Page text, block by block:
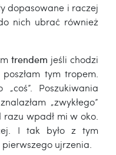
dopasowane i raczej
nich ubrać również
trendem jeśli chodzi
poszłam tym tropem.
Poszukiwania
„zwykłego”
wpadł mi w oko.
I tak było z tym
pierwszego ujrzenia.